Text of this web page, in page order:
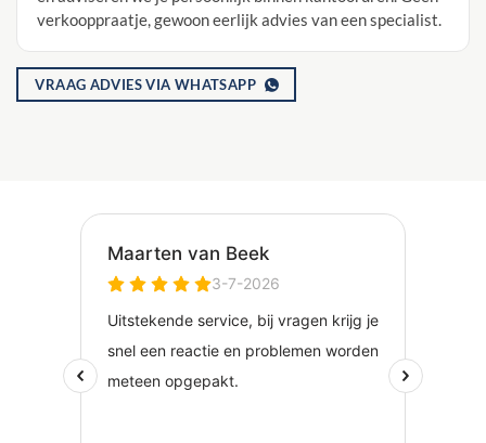
verkooppraatje, gewoon eerlijk advies van een specialist.
VRAAG ADVIES VIA WHATSAPP